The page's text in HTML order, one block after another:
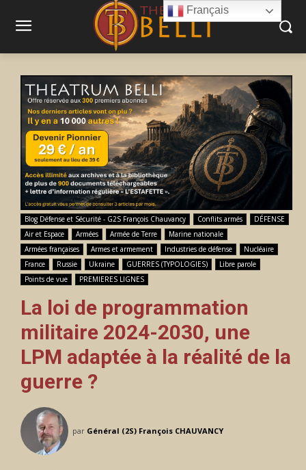
Blog Défense et Sécurité - G2S François Chauvancy Conflits armés
DÉFENSE
Air et Espace
Armées Armée de Terre
Marine nationale
Armées françaises
Armes et armement Industries de défense
Nucléaire
France
Russie Ukraine GUERRES (TYPOLOGIES)
Libre parole
Points de vue
PREMIERES LIGNES
La loi de programmation
militaire 2024-2030, une
LPM adaptée à la réalité de la
guerre ?
par Général (2S) François CHAUVANCY
Français